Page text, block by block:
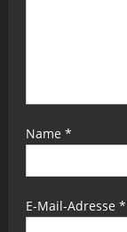
Name *
E-Mail-Adresse *